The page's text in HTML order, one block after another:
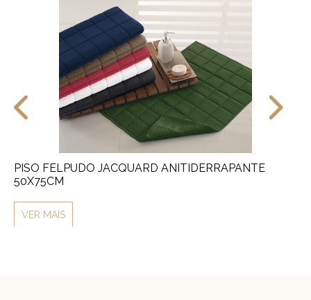
PISO FELPUDO JACQUARD ANITIDERRAPANTE
50X75CM
VER MAIS